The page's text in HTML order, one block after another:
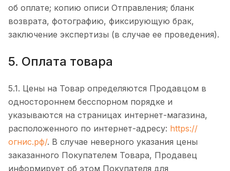
об оплате; копию описи Отправления; бланк
возврата, фотографию, фиксирующую брак,
заключение экспертизы (в случае ее проведения).
5. Оплата товара
5.1. Цены на Товар определяются Продавцом в
одностороннем бесспорном порядке и
указываются на страницах интернет-магазина,
расположенного по интернет-адресу: https://
огнис.рф/. В случае неверного указания цены
заказанного Покупателем Товара, Продавец
информирует об этом Покупателя для